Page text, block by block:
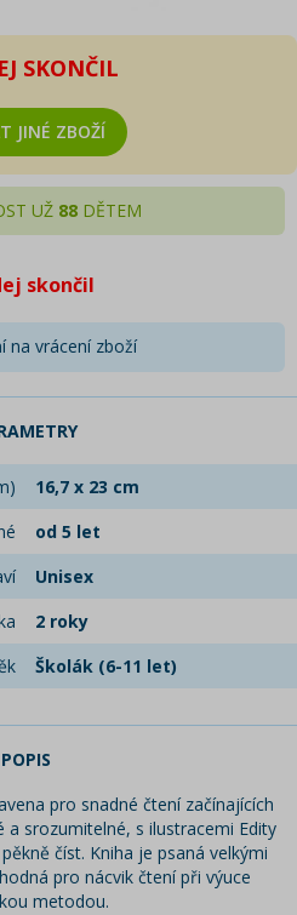
SKONČIL
JINÉ ZBOŽÍ
UŽ 88 DĚTEM
skončil
vrácení zboží
16,7 x 23 cm
od 5 let
Unisex
2 roky
Školák (6-11 let)
POPIS
pro snadné čtení začínajících
srozumitelné, s ilustracemi Edity
číst. Kniha je psaná velkými
pro nácvik čtení při výuce
metodou.